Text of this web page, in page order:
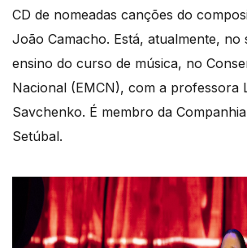
CD de nomeadas canções do
João Camacho. Está, atualmente, no
ensino do curso de música, no
Nacional (EMCN), com a professora
Savchenko. É membro da
Setúbal.